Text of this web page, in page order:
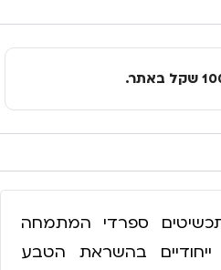
ספרדי המתמחה
ייחודיים בהשראת הטבע